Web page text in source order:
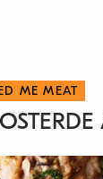
ME MEAT